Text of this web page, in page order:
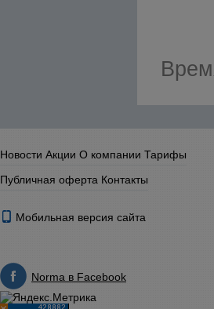
Новости Акции О компании Тарифы
Публичная оферта Контакты
Мобильная версия сайта
Norma в Facebook